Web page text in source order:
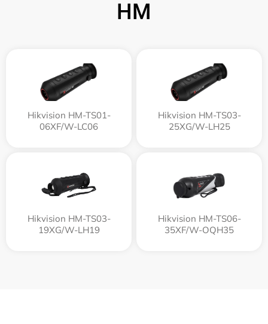
HM
Hikvision HM-TS01-
06XF/W-LC06
Hikvision HM-TS03-
25XG/W-LH25
Hikvision HM-TS03-
19XG/W-LH19
Hikvision HM-TS06-
35XF/W-OQH35